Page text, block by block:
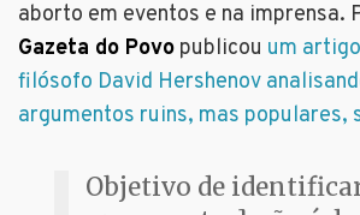
aborto em eventos e na imprensa.
Gazeta do Povo publicou um
filósofo David Hershenov
argumentos ruins, mas populares,
Objetivo de